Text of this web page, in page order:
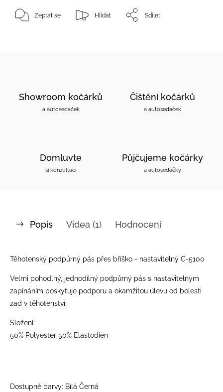
Zeptat se Hlídat Sdílet
Showroom kočárků
a autosedaček
Čištění kočárků
a autosedaček
Domluvte
si konzultaci
Půjčujeme kočárky
a autosedačky
Popis Videa (1) Hodnocení
Těhotenský podpůrný pás přes bříško - nastavitelný C-5100
Velmi pohodlný, jednodílný podpůrný pás s nastavitelným
zapínáním poskytuje podporu a okamžitou úlevu od bolesti
zad v těhotenství.
Složení:
50% Polyester 50% Elastodien
Dostupné barvy: Bílá Černá